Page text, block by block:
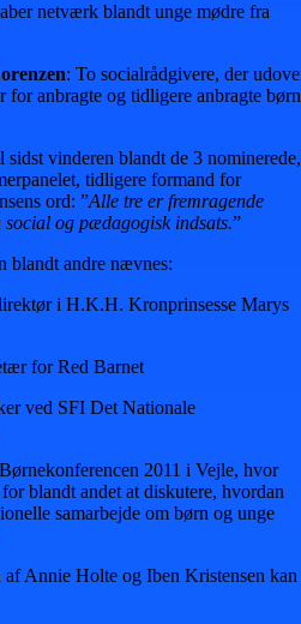
netværk blandt unge mødre fra
: To socialrådgivere, der
anbragte og tidligere anbragte børn
vinderen blandt de 3 nominerede,
tidligere formand for
ord: ”Alle tre er fremragende
og pædagogisk indsats.”
blandt andre nævnes:
i H.K.H. Kronprinsesse Marys
for Red Barnet
ved SFI Det Nationale
2011 i Vejle, hvor
blandt andet at diskutere, hvordan
samarbejde om børn og unge
Annie Holte og Iben Kristensen kan